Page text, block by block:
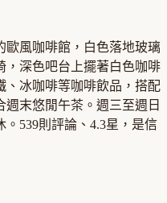
歐風咖啡館，白色落地玻璃
，深色吧台上擺著白色咖啡
、冰咖啡等咖啡飲品，搭配
末悠閒午茶。週三至週日
。539則評論、4.3星，是信